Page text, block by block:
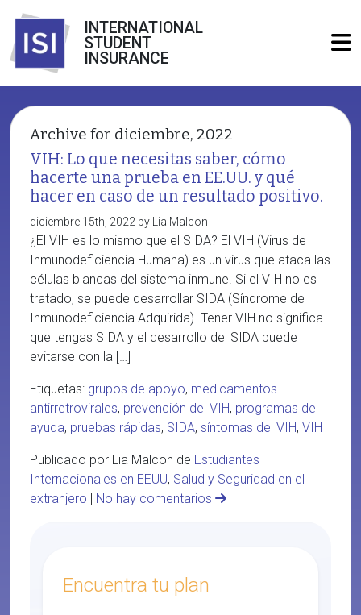
INTERNATIONAL
STUDENT
INSURANCE
Archive for diciembre, 2022
VIH: Lo que necesitas saber, cómo
hacerte una prueba en EE.UU. y qué
hacer en caso de un resultado positivo.
diciembre 15th, 2022 by Lia Malcon
¿El VIH es lo mismo que el SIDA? El VIH (Virus de
Inmunodeficiencia Humana) es un virus que ataca las
células blancas del sistema inmune. Si el VIH no es
tratado, se puede desarrollar SIDA (Síndrome de
Inmunodeficiencia Adquirida). Tener VIH no significa
que tengas SIDA y el desarrollo del SIDA puede
evitarse con la […]
Etiquetas: grupos de apoyo, medicamentos
antirretrovirales, prevención del VIH, programas de
ayuda, pruebas rápidas, SIDA, síntomas del VIH, VIH
Publicado por Lia Malcon de Estudiantes
Internacionales en EEUU, Salud y Seguridad en el
extranjero | No hay comentarios
Encuentra tu plan